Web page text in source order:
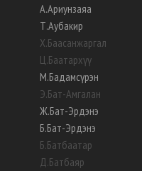
А.Ариунзаяа
Т.Аубакир
Х.Баасанжаргал
Ц.Баатархүү
М.Бадамсүрэн
Э.Бат-Амгалан
Ж.Бат-Эрдэнэ
Б.Бат-Эрдэнэ
Б.Батбаатар
Д.Батбаяр